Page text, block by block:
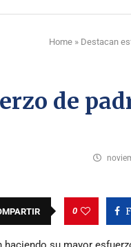
Home » Destacan
de
0